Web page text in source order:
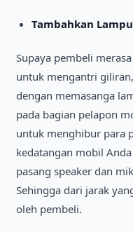
Tambahkan
Supaya pembeli
untuk mengantri
dengan memasanga
pada bagian pelapon
untuk menghibur para
kedatangan mobil
pasang speaker dan
Sehingga dari jarak
oleh pembeli.